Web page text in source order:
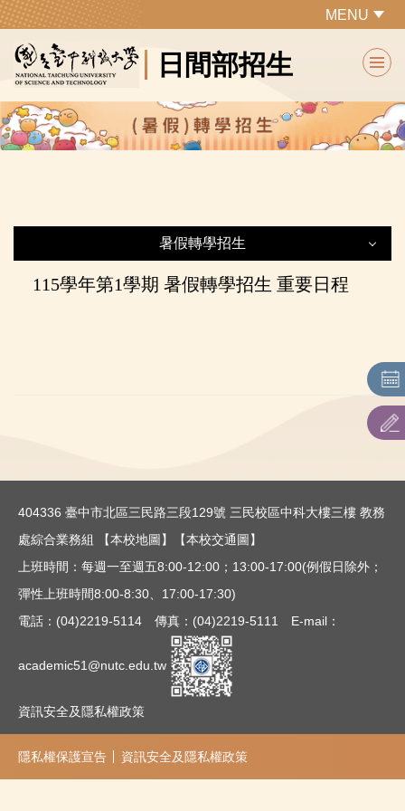
跳
主
要
內
容
區
日間部招生
MENU
暑假轉學招生
暑假轉學招生
招生重要日程
表件下載
歷年報名情形查詢
115學年第1學期 暑假轉學招生 重要日程
404336 臺中市北區三民路三段129號 三民校區中科大樓三樓 教務
處綜合業務組
【本校地圖】
【本校交通圖】
上班時間：每週一至週五8:00-12:00；13:00-17:00(例假日除外；
彈性上班時間8:00-8:30、17:00-17:30)
電話：(04)2219-5114 傳真：(04)2219-5111 E-mail：
academic51@nutc.edu.tw
資訊安全及隱私權政策
隱私權保護宣告 資訊安全及隱私權政策